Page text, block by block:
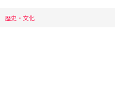
歴史・文化